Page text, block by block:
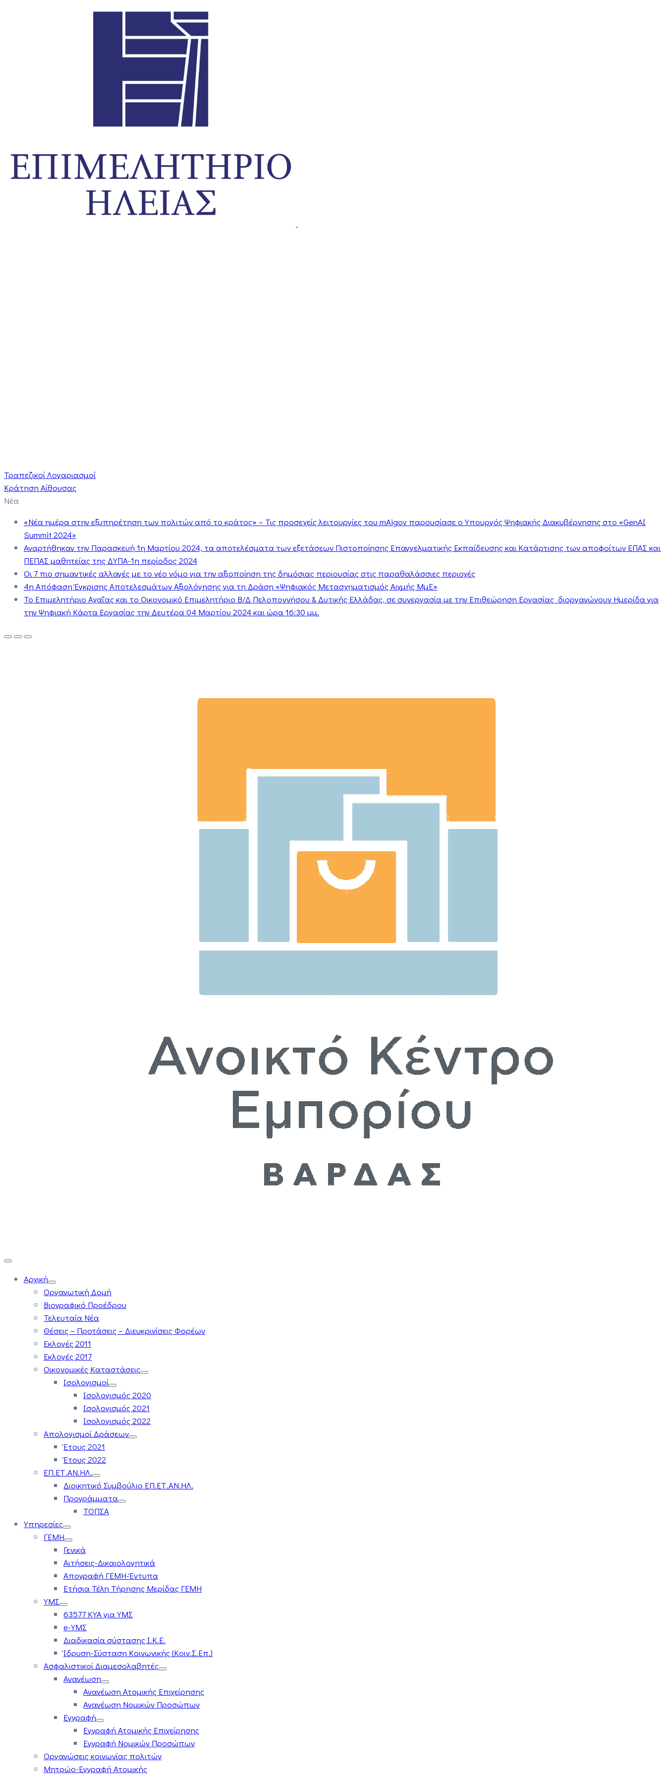
Τραπεζικοί Λογαριασμοί
Κράτηση Αίθουσας
Νέα
«Νέα ημέρα στην εξυπηρέτηση των πολιτών από το κράτος» – Τις προσεχείς λειτουργίες του mAigov παρουσίασε ο Υπουργός Ψηφιακής Διακυβέρνησης στο «GenAI
Summit 2024»
Αναρτήθηκαν την Παρασκευή 1η Μαρτίου 2024, τα αποτελέσματα των εξετάσεων Πιστοποίησης Επαγγελματικής Εκπαίδευσης και Κατάρτισης των αποφοίτων ΕΠΑΣ και
ΠΕΠΑΣ μαθητείας της ΔΥΠΑ-1η περίοδος 2024
Οι 7 πιο σημαντικές αλλαγές με το νέο νόμο για την αξιοποίηση της δημόσιας περιουσίας στις παραθαλάσσιες περιοχές
4η Απόφαση Έγκρισης Αποτελεσμάτων Αξιολόγησης για τη Δράση «Ψηφιακός Μετασχηματισμός Αιχμής ΜμΕ»
Το Επιμελητήριο Αχαΐας και το Οικονομικό Επιμελητήριο Β/Δ Πελοποννήσου & Δυτικής Ελλάδας, σε συνεργασία με την Επιθεώρηση Εργασίας διοργανώνουν Ημερίδα για
την Ψηφιακή Κάρτα Εργασίας την Δευτέρα 04 Μαρτίου 2024 και ώρα 16:30 μμ.
Αρχική
Οργανωτική Δομή
Βιογραφικό Προέδρου
Τελευταία Νέα
Θέσεις – Προτάσεις – Διευκρινίσεις Φορέων
Εκλογές 2011
Εκλογές 2017
Οικονομικές Καταστάσεις
Ισολογισμοί
Ισολογισμός 2020
Ισολογισμός 2021
Ισολογισμός 2022
Απολογισμοί Δράσεων
Έτους 2021
Έτους 2022
ΕΠ.ΕΤ.ΑΝ.ΗΛ.
Διοικητικό Συμβούλιο ΕΠ.ΕΤ.ΑΝ.ΗΛ.
Προγράμματα
ΤΟΠΣΑ
Υπηρεσίες
ΓΕΜΗ
Γενικά
Αιτήσεις-Δικαιολογητικά
Απογραφή ΓΕΜΗ-Έντυπα
Ετήσια Τέλη Τήρησης Μερίδας ΓΕΜΗ
ΥΜΣ
63577 ΚΥΑ για ΥΜΣ
e-ΥΜΣ
Διαδικασία σύστασης Ι.Κ.Ε.
Ίδρυση-Σύσταση Κοινωνικής (Κοιν.Σ.Επ.)
Ασφαλιστικοί Διαμεσολαβητές
Ανανέωση
Ανανέωση Ατομικής Επιχείρησης
Ανανέωση Νομικών Προσώπων
Εγγραφή
Εγγραφή Ατομικής Επιχείρησης
Εγγραφή Νομικών Προσώπων
Οργανώσεις κοινωνίας πολιτών
Μητρώο-Εγγραφή Ατομικής